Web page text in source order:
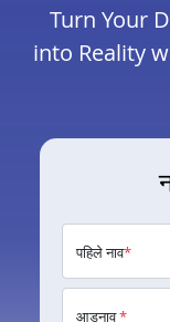
Turn Your
into Reality
पहिले नाव*
आडनाव*